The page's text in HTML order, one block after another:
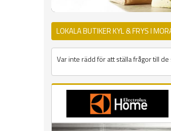
LOKALA BUTIKER KYL & FRYS I
Var inte rädd för att ställa frågor till